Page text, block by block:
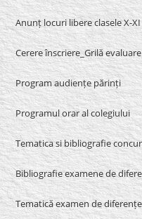
Anunț locuri libere clasele X-XI
Cerere înscriere_Grilă evaluare
Program audiențe părinți
Programul orar al colegiului
Tematica si bibliografie
Bibliografie examene de
Tematică examen de